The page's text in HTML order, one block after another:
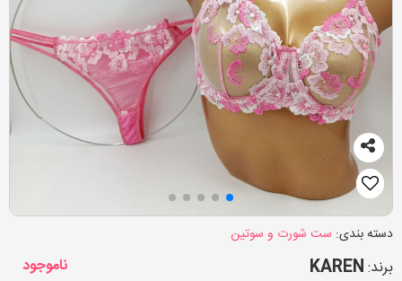
دسته بندی: ست شورت و سوتین
برند:KAREN
ناموجود